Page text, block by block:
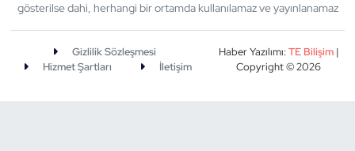
gösterilse dahi, herhangi bir ortamda kullanılamaz ve yayınlanamaz
Gizlilik Sözleşmesi
Hizmet Şartları
İletişim
Haber Yazılımı:TE Bilişim|
Copyright © 2026